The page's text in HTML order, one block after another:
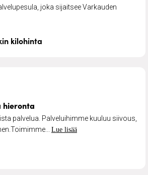
joka sijaitsee Varkauden
kilohinta
kotiapu ja hieronta
hieronta
palvelua. Palveluihimme kuuluu siivous,
Lue lisää